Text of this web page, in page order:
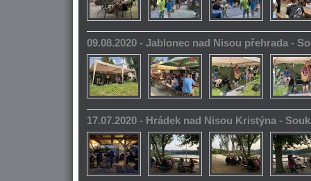
09.08.2020 - Jablonec nad Nisou přehrada -
17.07.2020 - Hrádek nad Nisou Kristýna -